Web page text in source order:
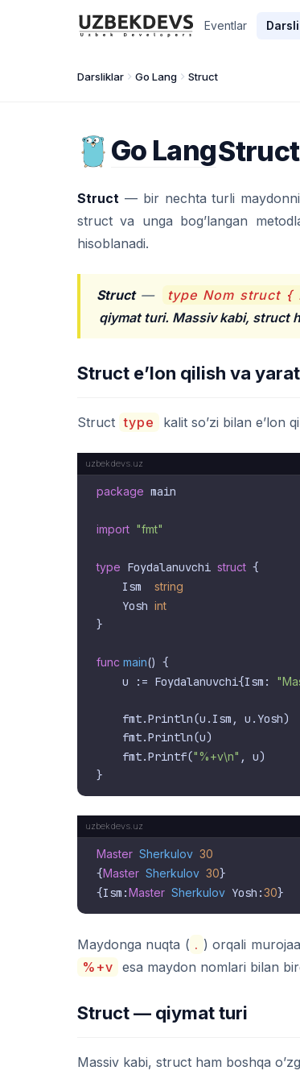
Eventlar
Darsliklar Go Lang Struct
Go LangStruct
Struct — bir nechta turli maydonni
struct va unga bog’langan
hisoblanadi.
Struct— type Nom struct {
qiymat turi. Massiv kabi, struct
Struct e’lon qilish va
Struct type kalit so’zi bilan e’lon
package main
import "fmt"
type Foydalanuvchi struct {
    Ism
string
    Yosh
int
}
func main() {
    u := Foydalanuvchi{Ism:
    fmt.Println(u.Ism, u.Yosh)
    fmt.Println(u)
    fmt.Printf(
"%+v\n" , u)
Master Sherkulov 30
{Master Sherkulov 30}
{Ism:Master Sherkulov Yosh:30
Maydonga nuqta ( . ) orqali
%+v esa maydon nomlari bilan
Struct — qiymat turi
Massiv kabi, struct ham boshqa